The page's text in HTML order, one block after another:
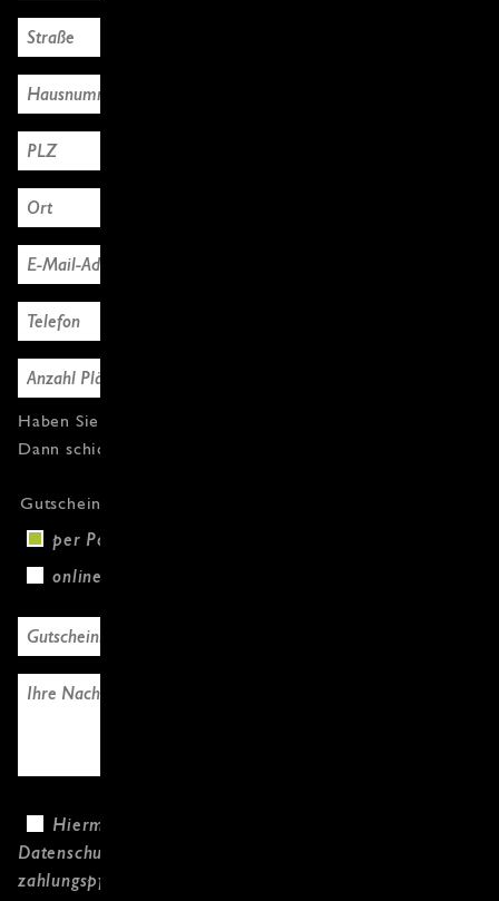
Haben Sie Fragen oder weitere Gutscheine?
Dann schicken Sie uns einfach eine Nachricht.
Gutscheinversand
per Post (+3,00 €)
online
Hiermit bestätige ich, dass ich die
Datenschutzerklärung
zahlungspflichtig bestelle.